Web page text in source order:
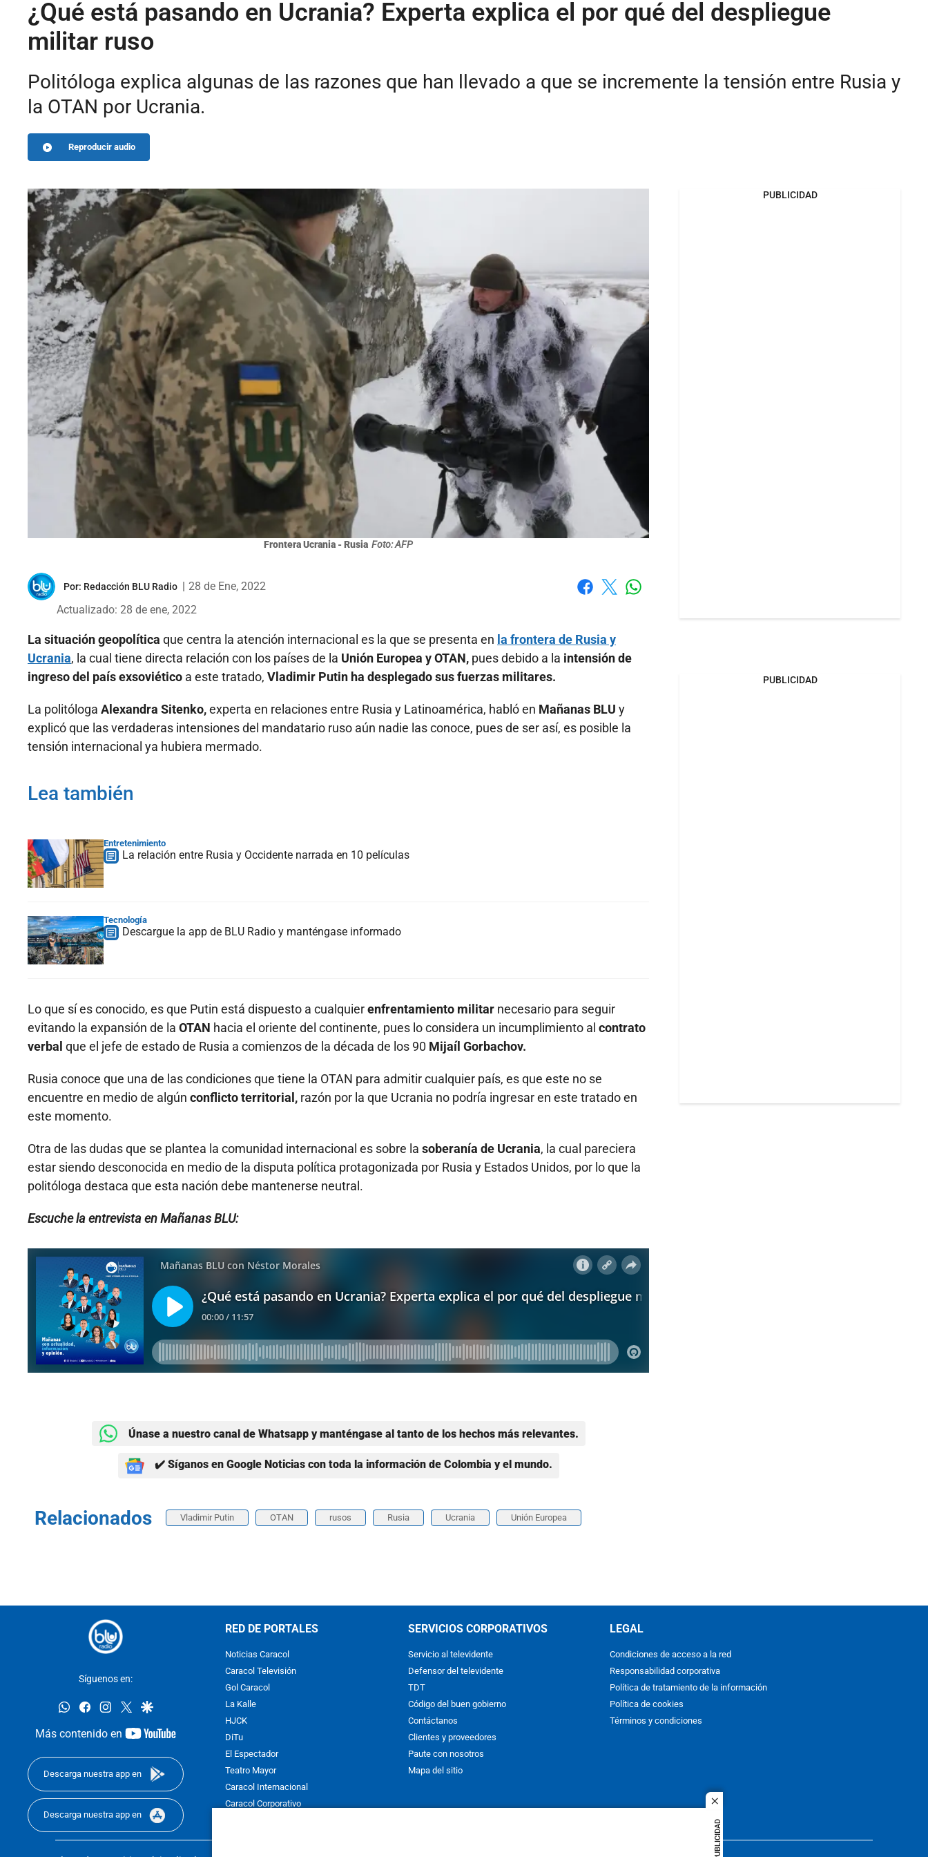
close
PUBLICIDAD
¿Qué está pasando en Ucrania? Experta explica el por qué del despliegue
militar ruso
Politóloga explica algunas de las razones que han llevado a que se incremente la tensión entre Rusia y
la OTAN por Ucrania.
Reproducir audio
Frontera Ucrania - Rusia Foto: AFP
Por: Redacción BLU Radio
28 de Ene, 2022
Actualizado: 28 de ene, 2022
La situación geopolítica que centra la atención internacional es la que se presenta en la frontera de Rusia y
Ucrania, la cual tiene directa relación con los países de la Unión Europea y OTAN, pues debido a la intensión de
ingreso del país exsoviético a este tratado, Vladimir Putin ha desplegado sus fuerzas militares.
La politóloga Alexandra Sitenko,experta en relaciones entre Rusia y Latinoamérica, habló en Mañanas BLU y
explicó que las verdaderas intensiones del mandatario ruso aún nadie las conoce, pues de ser así, es posible la
tensión internacional ya hubiera mermado.
Lea también
Entretenimiento
La relación entre Rusia y Occidente narrada en 10 películas
Tecnología
Descargue la app de BLU Radio y manténgase informado
Lo que sí es conocido, es que Putin está dispuesto a cualquierenfrentamiento militar necesario para seguir
evitando la expansión de la OTAN hacia el oriente del continente, pues lo considera un incumplimiento al contrato
verbal que el jefe de estado de Rusia a comienzos de la década de los 90 Mijaíl Gorbachov.
Rusia conoce que una de las condiciones que tiene la OTAN para admitir cualquier país, es que este no se
encuentre en medio de algún conflicto territorial, razón por la que Ucrania no podría ingresar en este tratado en
este momento.
Otra de las dudas que se plantea la comunidad internacional es sobre la soberanía de Ucrania, la cual pareciera
estar siendo desconocida en medio de la disputa política protagonizada por Rusia y Estados Unidos, por lo que la
politóloga destaca que esta nación debe mantenerse neutral.
Escuche la entrevista en Mañanas BLU:
Únase a nuestro canal de Whatsapp y manténgase al tanto de los hechos más relevantes.
✔️ Síganos en Google Noticias con toda la información de Colombia y el mundo.
Relacionados Vladimir Putin OTAN rusos Rusia Ucrania Unión Europea
PUBLICIDAD
PUBLICIDAD
Síguenos en:
whatsappfacebookinstagram
twittergoogle
Más contenido en
youtube-
Descarga nuestra app en
Descarga nuestra app en
RED DE PORTALES
Noticias Caracol
Caracol Televisión
Gol Caracol
La Kalle
HJCK
DiTu
El Espectador
Teatro Mayor
Caracol Internacional
Caracol Corporativo
SERVICIOS CORPORATIVOS
Servicio al televidente
Defensor del televidente
TDT
Código del buen gobierno
Contáctanos
Clientes y proveedores
Paute con nosotros
Mapa del sitio
LEGAL
Condiciones de acceso a la red
Responsabilidad corporativa
Política de tratamiento de la información
Política de cookies
Términos y condiciones